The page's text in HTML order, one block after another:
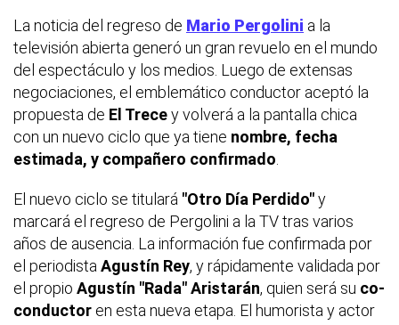
La noticia del regreso de Mario Pergolini a la
televisión abierta generó un gran revuelo en el mundo
del espectáculo y los medios. Luego de extensas
negociaciones, el emblemático conductor aceptó la
propuesta de El Trecey volverá a la pantalla chica
con un nuevo ciclo que ya tiene nombre, fecha
estimada, y compañero confirmado.
El nuevo ciclo se titulará "Otro Día Perdido"y
marcará el regreso de Pergolini a la TV tras varios
años de ausencia. La información fue confirmada por
el periodistaAgustín Rey, y rápidamente validada por
el propio Agustín "Rada" Aristarán, quien será su co-
conductor en esta nueva etapa. El humorista y actor